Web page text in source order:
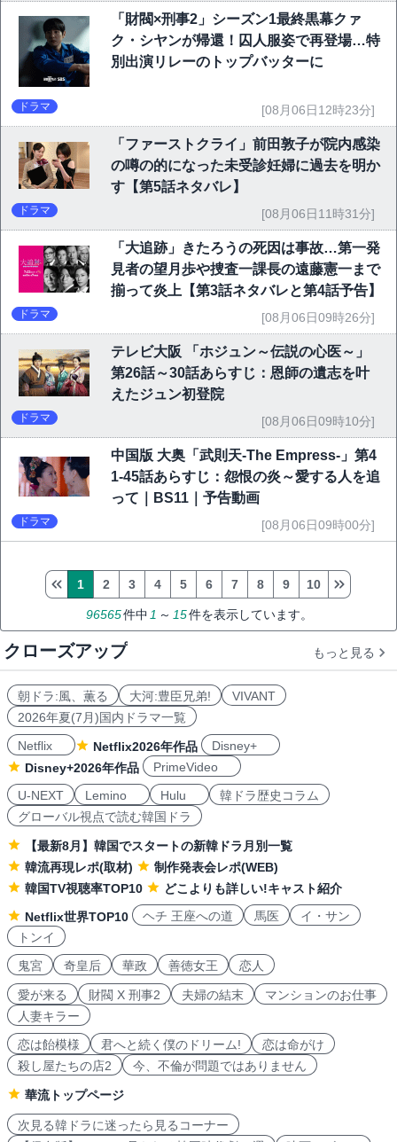
「財閥×刑事2」シーズン1最終黒幕クァ
ク・シヤンが帰還！囚人服姿で再登場…特
別出演リレーのトップバッターに
ドラマ [08月06日12時23分]
「ファーストクライ」前田敦子が院内感染
の噂の的になった未受診妊婦に過去を明か
す【第5話ネタバレ】
ドラマ [08月06日11時31分]
「大追跡」きたろうの死因は事故…第一発
見者の望月歩や捜査一課長の遠藤憲一まで
揃って炎上【第3話ネタバレと第4話予告】
ドラマ [08月06日09時26分]
テレビ大阪 「ホジュン～伝説の心医～」
第26話～30話あらすじ：恩師の遺志を叶
えたジュン初登院
ドラマ [08月06日09時10分]
中国版 大奥「武則天-The Empress-」第4
1-45話あらすじ：怨恨の炎～愛する人を追
って｜BS11｜予告動画
ドラマ [08月06日09時00分]
96565件中 1 ～ 15件を表示しています。
1 2 3 4 5 6 7 8 9 10
クローズアップ もっと見る
朝ドラ:風、薫る 大河:豊臣兄弟!
VIVANT
2026年夏(7月)国内ドラマ一覧
Netflix
Netflix2026年作品
Disney+
Disney+2026年作品
PrimeVideo
U-NEXT
Lemino Hulu
韓ドラ歴史コラム
グローバル視点で読む韓国ドラ
【最新8月】韓国でスタートの新韓ドラ月別一覧
韓流再現レポ(取材)
制作発表会レポ(WEB)
韓国TV視聴率TOP10
どこよりも詳しい!キャスト紹介
Netflix世界TOP10
ヘチ 王座への道 馬医
イ・サン
トンイ
鬼宮
奇皇后 華政 善徳女王 恋人
愛が来る 財閥 X 刑事2 夫婦の結末
マンションのお仕事
人妻キラー
恋は飴模様
君へと続く僕のドリーム!
恋は命がけ
殺し屋たちの店2
今、不倫が問題ではありません
華流トップページ
次見る韓ドラに迷ったら見るコーナー